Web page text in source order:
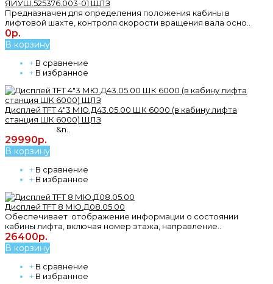
ЯИУШ.525376.003-01 ЩЛЗ
Предназначен для определения положения кабины в
лифтовой шахте, контроля скорости вращения вала осно..
0р.
В корзину
+ В сравнение
+ В избранное
Дисплей TFT 4"3 МЮ.Д43.05.00 ШК 6000 (в кабину лифта
станция ШК 6000) ЩЛЗ
&n..
29990р.
В корзину
+ В сравнение
+ В избранное
Дисплей TFT 8 МЮ.Д08.05.00
Обеспечивает отображение информации о состоянии
кабины лифта, включая номер этажа, направление..
26400р.
В корзину
+ В сравнение
+ В избранное